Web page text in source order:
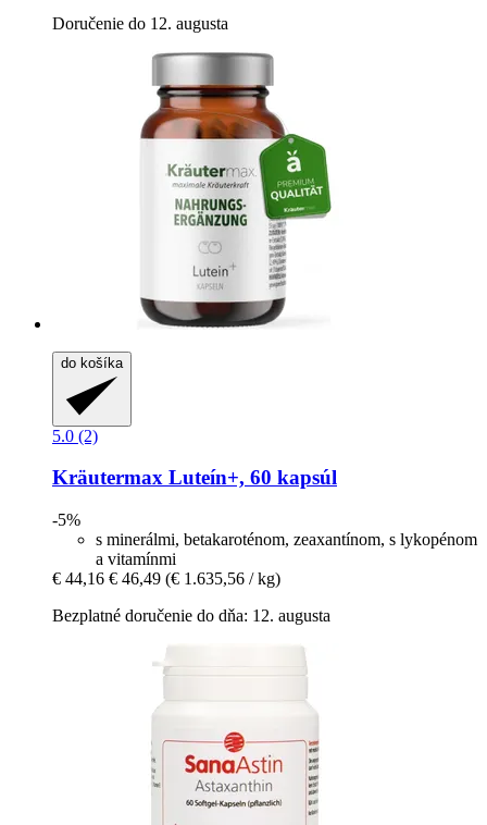
Doručenie do 12. augusta
do košíka
5.0 (2)
Kräutermax Luteín+, 60 kapsúl
-5%
s minerálmi, betakaroténom, zeaxantínom, s lykopénom
a vitamínmi
€ 44,16 € 46,49 (€ 1.635,56 / kg)
Bezplatné doručenie do dňa: 12. augusta